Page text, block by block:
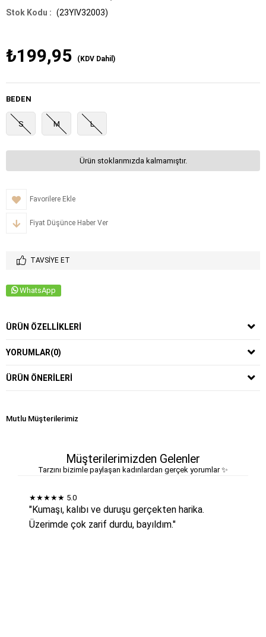
(23YIV32003)
₺199,95 (KDV Dahil)
BEDEN
S M L
Ürün stoklarımızda kalmamıştır.
Favorilere Ekle
Fiyat Düşünce Haber Ver
TAVSIYE ET
WhatsApp
ÜRÜN ÖZELLIKLERI
YORUMLAR(0)
ÜRÜN ÖNERILERI
Mutlu Müşterilerimiz
Müşterilerimizden Gelenler
Tarzını bizimle paylaşan kadınlardan gerçek yorumlar ✨
★★★★★ 5.0
"Kumaşı, kalıbı ve duruşu gerçekten harika.
Üzerimde çok zarif durdu, bayıldım."